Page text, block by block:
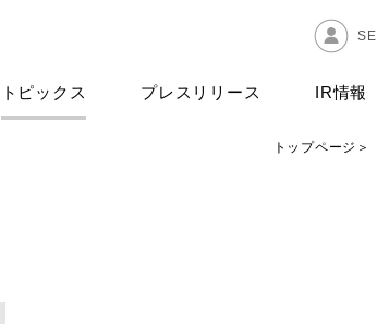
トピックス プレスリリース IR情報
トップページ